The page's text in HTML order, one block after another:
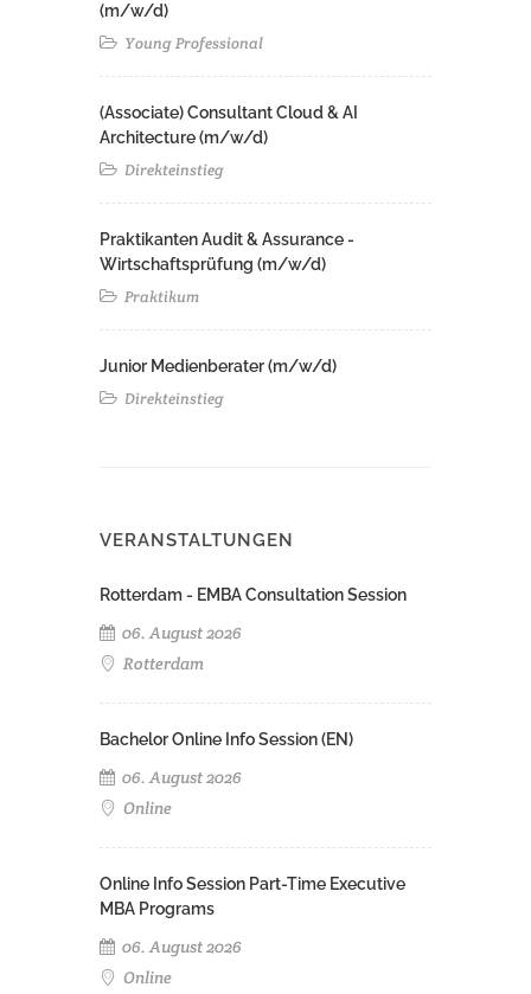
(m/w/d)
Young Professional
(Associate) Consultant Cloud & AI
Architecture (m/w/d)​ ​
Direkteinstieg
Praktikanten Audit & Assurance -
Wirtschaftsprüfung (m/w/d)
Praktikum
Junior Medienberater (m/w/d)
Direkteinstieg
VERANSTALTUNGEN
Rotterdam - EMBA Consultation Session
06. August 2026
Rotterdam
Bachelor Online Info Session (EN)
06. August 2026
Online
Online Info Session Part-Time Executive
MBA Programs
06. August 2026
Online